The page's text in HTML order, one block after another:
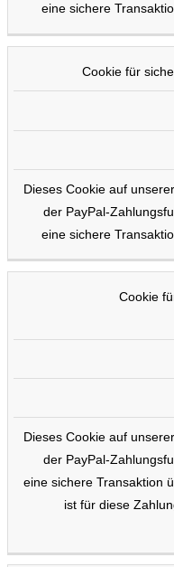
eine sichere
Cookie für
Dieses Cookie auf
der PayPal-
eine sichere
Cookie
Dieses Cookie auf
der PayPal-
eine sichere Transaktion
ist für diese